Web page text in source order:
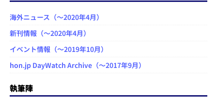
海外ニュース（～2020年4月）
新刊情報（～2020年4月）
イベント情報（～2019年10月）
hon.jp DayWatch Archive（～2017年9月）
執筆陣